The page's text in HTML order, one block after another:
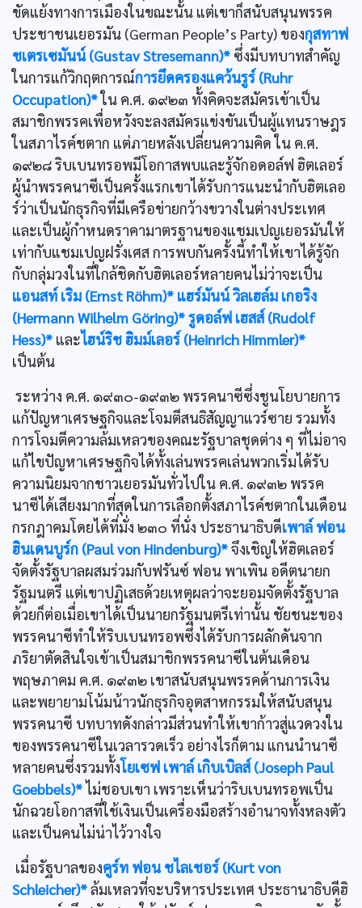
ขัดแย้งทางการเมืองในขณะนั้น แต่เขาก็สนับสนุนพรรค
ประชาชนเยอรมัน (German People’s Party) ของกุสทาฟ
ชเตรเซมันน์ (Gustav Stresemann)* ซึ่งมีบทบาทสำคัญ
ในการแก้วิกฤตการณ์การยึดครองแคว้นรูร์ (Ruhr
Occupation)*ใน ค.ศ. ๑๙๒๓ ทั้งคิดจะสมัครเข้าเป็น
สมาชิกพรรคเพื่อหวังจะลงสมัครแข่งขันเป็นผู้แทนราษฎร
ในสภาไรค์ชตาก แต่ภายหลังเปลี่ยนความคิด ใน ค.ศ.
๑๙๒๘ ริบเบนทรอพมีโอกาสพบและรู้จักอดอล์ฟ ฮิตเลอร์
ผู้นำพรรคนาซีเป็นครั้งแรกเขาได้รับการแนะนำกับฮิตเลอ
ร์ว่าเป็นนักธุรกิจที่มีเครือข่ายกว้างขวางในต่างประเทศ
และเป็นผู้กำหนดราคามาตรฐานของแชมเปญเยอรมันให้
เท่ากับแชมเปญฝรั่งเศส การพบกันครั้งนี้ทำให้เขาได้รู้จัก
กับกลุ่มวงในที่ใกล้ชิดกับฮิตเลอร์หลายคนไม่ว่าจะเป็น
แอนสท์ เริม (Ernst Röhm)* แฮร์มันน์ วิลเฮล์ม เกอริง
(Hermann Wilhelm Göring)*รูดอล์ฟ เฮสส์ (Rudolf
Hess)* และไฮน์ริช ฮิมม์เลอร์ (Heinrich Himmler)*
เป็นต้น
ระหว่าง ค.ศ. ๑๙๓๐-๑๙๓๒ พรรคนาซีซึ่งชูนโยบายการ
แก้ปัญหาเศรษฐกิจและโจมตีสนธิสัญญาแวร์ซาย รวมทั้ง
การโจมตีความล้มเหลวของคณะรัฐบาลชุดต่าง ๆ ที่ไม่อาจ
แก้ไขปัญหาเศรษฐกิจได้ทั้งเล่นพรรคเล่นพวกเริ่มได้รับ
ความนิยมจากชาวเยอรมันทั่วไปใน ค.ศ. ๑๙๓๒ พรรค
นาซีได้เสียงมากที่สุดในการเลือกตั้งสภาไรค์ชตากในเดือน
กรกฎาคมโดยได้ที่มั่ง ๒๓๐ ที่นั่ง ประธานาธิบดีเพาล์ ฟอน
ฮินเดนบูร์ก (Paul von Hindenburg)*จึงเชิญให้ฮิตเลอร์
จัดตั้งรัฐบาลผสมร่วมกับฟรันซ์ ฟอน พาเพิน อดีตนายก
รัฐมนตรี แต่เขาปฏิเสธด้วยเหตุผลว่าจะยอมจัดตั้งรัฐบาล
ด้วยก็ต่อเมื่อเขาได้เป็นนายกรัฐมนตรีเท่านั้น ชัยชนะของ
พรรคนาซีทำให้ริบเบนทรอพซึ่งได้รับการผลักดันจาก
ภริยาตัดสินใจเข้าเป็นสมาชิกพรรคนาซีในต้นเดือน
พฤษภาคม ค.ศ. ๑๙๓๒ เขาสนับสนุนพรรคด้านการเงิน
และพยายามโน้มน้าวนักธุรกิจอุตสาหกรรมให้สนับสนุน
พรรคนาซี บทบาทดังกล่าวมีส่วนทำให้เขาก้าวสู่แวดวงใน
ของพรรคนาซีในเวลารวดเร็ว อย่างไรก็ตาม แกนนำนาซี
หลายคนซึ่งรวมทั้งโยเซฟ เพาล์ เกิบเบิลส์ (Joseph Paul
Goebbels)*ไม่ชอบเขา เพราะเห็นว่าริบเบนทรอพเป็น
นักฉวยโอกาสที่ใช้เงินเป็นเครื่องมือสร้างอำนาจทั้งหลงตัว
และเป็นคนไม่น่าไว้วางใจ
เมื่อรัฐบาลของคูร์ท ฟอน ชไลเชอร์ (Kurt von
Schleicher)*ล้มเหลวที่จะบริหารประเทศ ประธานาธิบดีฮิ